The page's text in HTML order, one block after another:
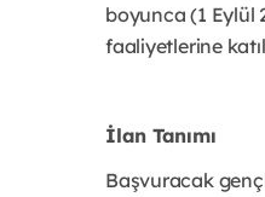
boyunca (1 Eylül
faaliyetlerine
İlan Tanımı
Başvuracak